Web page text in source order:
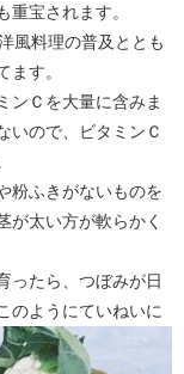
宝されます。
風料理の普及ととも
す。
ンＣを大量に含みま
いので、ビタミンＣ
粉ふきがないものを
が太い方が軟らかく
ったら、つぼみが日
のようにていねいに